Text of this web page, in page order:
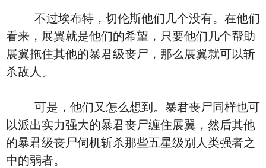
不过埃布特，切伦斯他们几个没有。在他们
看来，展翼就是他们的希望，只要他们几个帮助
展翼拖住其他的暴君级丧尸，那么展翼就可以斩
杀敌人。
可是，他们又怎么想到。暴君丧尸同样也可
以派出实力强大的暴君丧尸缠住展翼，然后其他
的暴君级丧尸伺机斩杀那些五星级别人类强者之
中的弱者。